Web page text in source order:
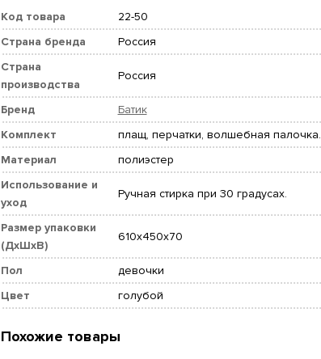
Код товара
22-50
Страна бренда
Россия
Страна
производства
Россия
Бренд
Батик
Комплект
плащ, перчатки, волшебная палочка.
Материал
полиэстер
Использование и
уход
Ручная стирка при 30 градусах.
Размер упаковки
(ДхШхВ)
610x450x70
Пол
девочки
Цвет
голубой
Похожие товары